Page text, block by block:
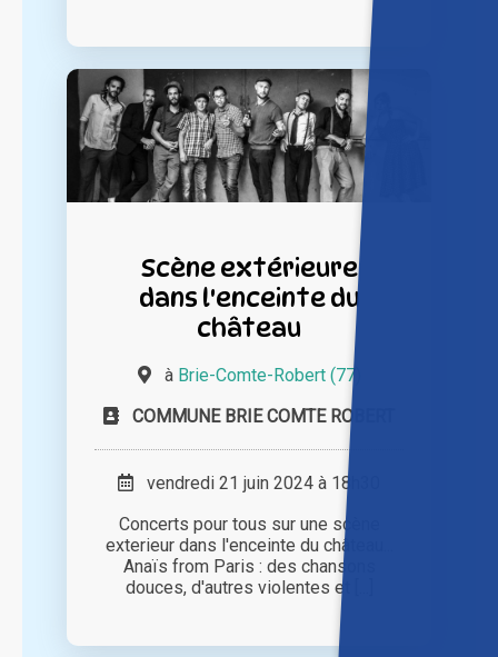
Scène extérieure
dans l'enceinte du
château
à Brie-Comte-Robert (77)
COMMUNE BRIE COMTE ROBERT
vendredi 21 juin 2024 à 18h30
Concerts pour tous sur une scène
exterieur dans l'enceinte du château...
Anaïs from Paris : des chansons
douces, d'autres violentes et [...]